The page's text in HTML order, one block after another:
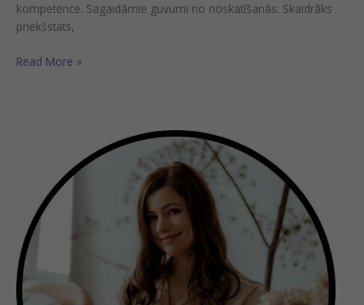
kompetence. Sagaidāmie guvumi no noskatīšanās: Skaidrāks
priekšstats,
Read More »
“Mākslīgā
intelekta
aģenti
koučingā”